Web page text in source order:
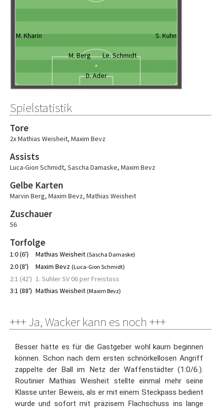
M. Kharin S. Kuhn
M. Berg Le. Schmidt
D. Ader
Spielstatistik
Tore
2x Mathias Weisheit, Maxim Bevz
Assists
Luca-Gion Schmidt, Sascha Damaske, Maxim Bevz
Gelbe Karten
Marvin Berg, Maxim Bevz, Mathias Weisheit
Zuschauer
56
Torfolge
1:0 (6') Mathias Weisheit (Sascha Damaske)
2:0 (8') Maxim Bevz (Luca-Gion Schmidt)
2:1 (42') 1. Suhler SV 06 per Freistoss
3:1 (88') Mathias Weisheit (Maxim Bevz)
+++ Ja, Wacker kann es noch +++
Besser hätte es für die Gastgeber wohl kaum beginnen
können. Schon nach dem ersten schnörkellosen Angriff
zappelte der Ball im Netz der Waffenstädter (1:0/6.).
Routinier Mathias Weisheit stellte einmal mehr seine
Klasse unter Beweis, als er mit einem Steckpass bedient
wurde und sofort mit präzisem Flachschuss ins lange